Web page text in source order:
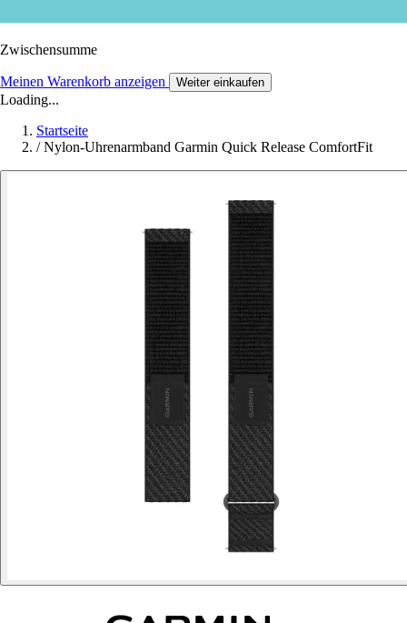
Zwischensumme
Meinen Warenkorb anzeigen Weiter einkaufen
Loading...
Startseite
/ Nylon-Uhrenarmband Garmin Quick Release ComfortFit